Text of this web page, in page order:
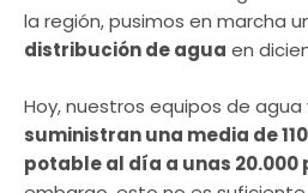
la región, pusimos en marcha
distribución de agua en
Hoy, nuestros equipos de
suministran una media de
potable al día a unas 20.000